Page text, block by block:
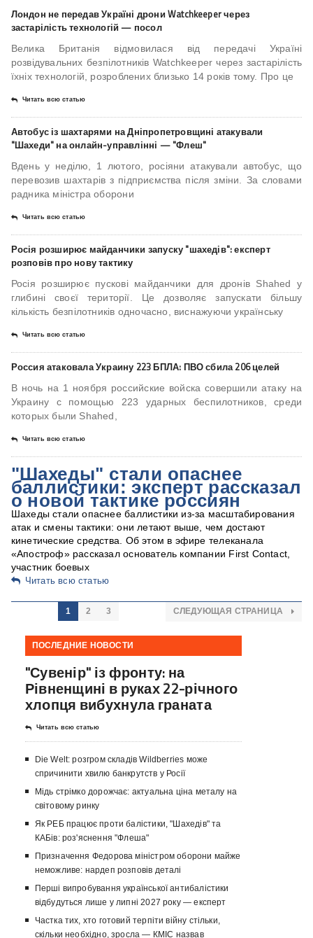
Лондон не передав Україні дрони Watchkeeper через
застарілість технологій — посол
Велика Британія відмовилася від передачі Україні
розвідувальних безпілотників Watchkeeper через застарілість
їхніх технологій, розроблених близько 14 років тому. Про це
Читать всю статью
Автобус із шахтарями на Дніпропетровщині атакували
"Шахеди" на онлайн-управлінні — "Флеш"
Вдень у неділю, 1 лютого, росіяни атакували автобус, що
перевозив шахтарів з підприємства після зміни. За словами
радника міністра оборони
Читать всю статью
Росія розширює майданчики запуску "шахедів": експерт
розповів про нову тактику
Росія розширює пускові майданчики для дронів Shahed у
глибині своєї території. Це дозволяє запускати більшу
кількість безпілотників одночасно, виснажуючи українську
Читать всю статью
Россия атаковала Украину 223 БПЛА: ПВО сбила 206 целей
В ночь на 1 ноября российские войска совершили атаку на
Украину с помощью 223 ударных беспилотников, среди
которых были Shahed,
Читать всю статью
"Шахеды" стали опаснее
баллистики: эксперт рассказал
о новой тактике россиян
Шахеды стали опаснее баллистики из-за масштабирования
атак и смены тактики: они летают выше, чем достают
кинетические средства. Об этом в эфире телеканала
«Апостроф» рассказал основатель компании First Contact,
участник боевых
Читать всю статью
1 2 3 СЛЕДУЮЩАЯ СТРАНИЦА
ПОСЛЕДНИЕ НОВОСТИ
"Сувенір" із фронту: на
Рівненщині в руках 22-річного
хлопця вибухнула граната
Читать всю статью
Die Welt: розгром складів Wildberries може
спричинити хвилю банкрутств у Росії
Мідь стрімко дорожчає: актуальна ціна металу на
світовому ринку
Як РЕБ працює проти балістики, "Шахедів" та
КАБів: роз'яснення "Флеша"
Призначення Федорова міністром оборони майже
неможливе: нардеп розповів деталі
Перші випробування української антибалістики
відбудуться лише у липні 2027 року — експерт
Частка тих, хто готовий терпіти війну стільки,
скільки необхідно, зросла — КМІС назвав